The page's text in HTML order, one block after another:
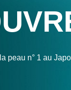
peau n° 1 au